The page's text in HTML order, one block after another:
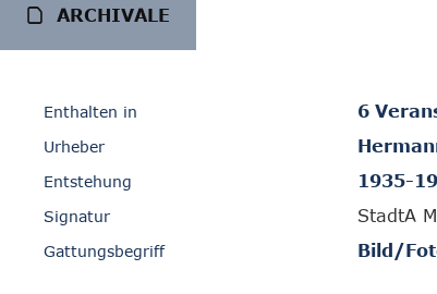
ARCHIVALE
Enthalten in 6
Urheber
Entstehung 1935-
Signatur StadtA
Gattungsbegriff Bild/